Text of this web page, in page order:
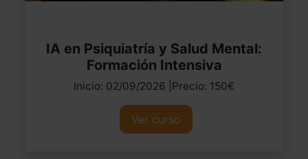
IA en Psiquiatría y Salud Mental:
Formación Intensiva
Inicio: 02/09/2026 |Precio: 150€
Ver curso